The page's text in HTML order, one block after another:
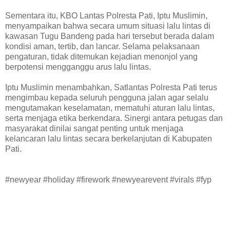
Sementara itu, KBO Lantas Polresta Pati, Iptu Muslimin,
menyampaikan bahwa secara umum situasi lalu lintas di
kawasan Tugu Bandeng pada hari tersebut berada dalam
kondisi aman, tertib, dan lancar. Selama pelaksanaan
pengaturan, tidak ditemukan kejadian menonjol yang
berpotensi mengganggu arus lalu lintas.
Iptu Muslimin menambahkan, Satlantas Polresta Pati terus
mengimbau kepada seluruh pengguna jalan agar selalu
mengutamakan keselamatan, mematuhi aturan lalu lintas,
serta menjaga etika berkendara. Sinergi antara petugas dan
masyarakat dinilai sangat penting untuk menjaga
kelancaran lalu lintas secara berkelanjutan di Kabupaten
Pati.
#newyear #holiday #firework #newyearevent #virals #fyp